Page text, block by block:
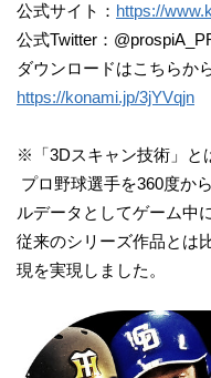
公式サイト： https://
公式Twitter：
ダウンロードはこちらか
https://konami.jp/3jYVqjn
※「3Dスキャン技術」と
プロ野球選手を360度か
ルデータとしてゲーム中
従来のシリーズ作品とは
現を実現しました。